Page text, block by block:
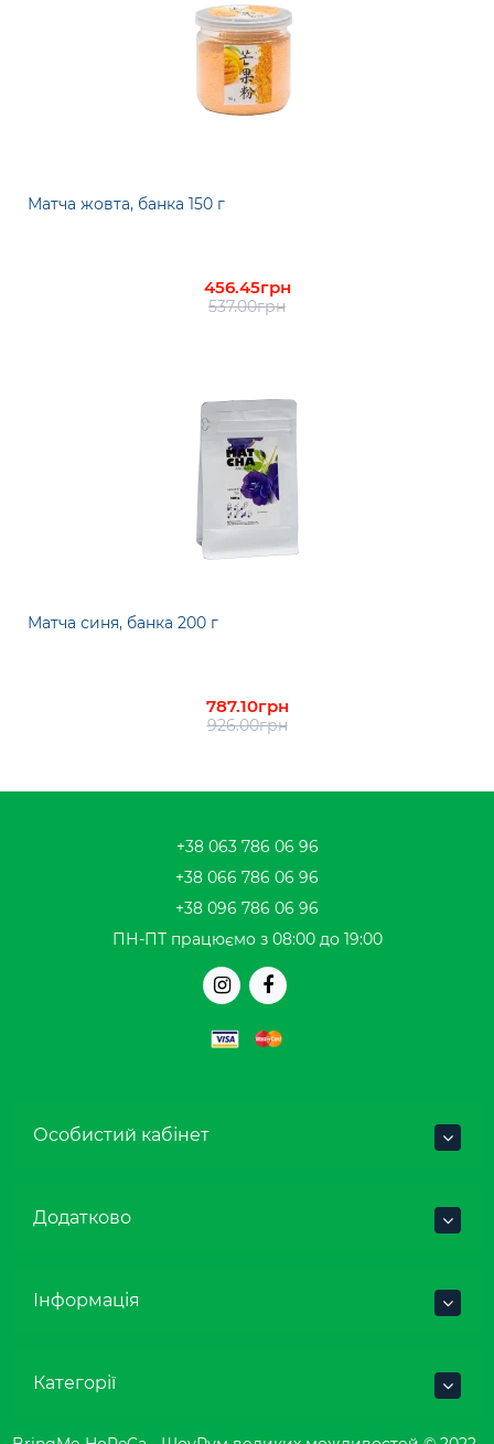
Матча жовта, банка 150 г
456.45грн
537.00грн
Матча синя, банка 200 г
787.10грн
926.00грн
+38 063 786 06 96
+38 066 786 06 96
+38 096 786 06 96
ПН-ПТ працюємо з 08:00 до 19:00
Особистий кабінет
Додатково
Інформація
Категорії